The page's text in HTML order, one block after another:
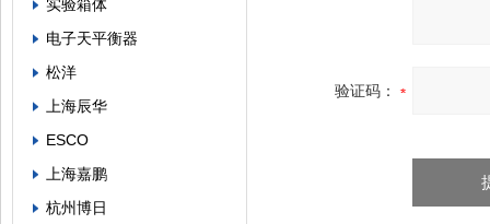
实验箱体
电子天平衡器
松洋
上海辰华
ESCO
上海嘉鹏
杭州博日
验证码：